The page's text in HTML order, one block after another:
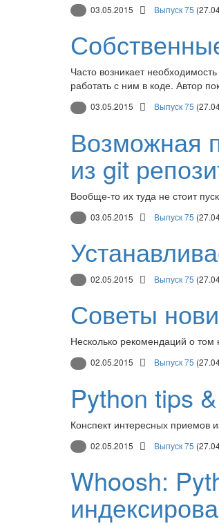
03.05.2015 Выпуск 75
Часто возникает
работать с ним в коде. Автор
03.05.2015 Выпуск 75
Возможная
из git
Вообще-то их туда не стоит
03.05.2015 Выпуск 75
02.05.2015 Выпуск 75
Советы
Несколько рекомендаций о том
02.05.2015 Выпуск 75
Python tips
Конспект интересных приемов
02.05.2015 Выпуск 75
Whoosh: